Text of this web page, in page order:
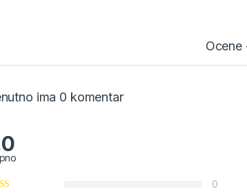
Ocene
ima 0 komentar
0